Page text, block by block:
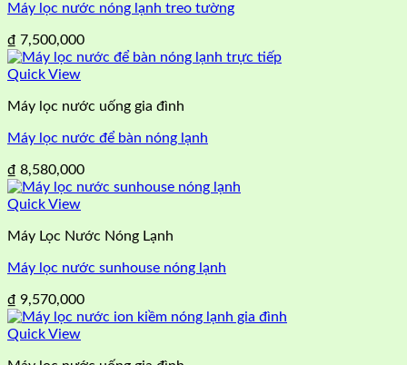
Máy lọc nước nóng lạnh treo tường
₫ 7,500,000
Quick View
Máy lọc nước uống gia đình
Máy lọc nước để bàn nóng lạnh
₫ 8,580,000
Quick View
Máy Lọc Nước Nóng Lạnh
Máy lọc nước sunhouse nóng lạnh
₫ 9,570,000
Quick View